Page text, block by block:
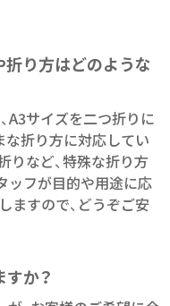
り方はどのような
A3サイズを二つ折りに
な折り方に対応してい
りなど、特殊な折り方
ッフが目的や用途に応
ますので、どうぞご安
か？